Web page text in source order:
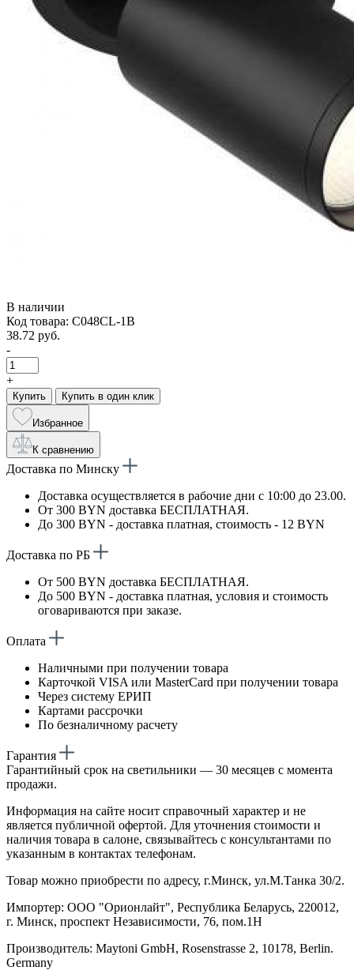
В наличии
Код товара: C048CL-1B
38.72 руб.
-
+
Купить Купить в один клик
Избранное
К сравнению
Доставка по Минску
Доставка осуществляется в рабочие дни с 10:00 до 23.00.
От 300 BYN доставка БЕСПЛАТНАЯ.
До 300 BYN - доставка платная, стоимость - 12 BYN
Доставка по РБ
От 500 BYN доставка БЕСПЛАТНАЯ.
До 500 BYN - доставка платная, условия и стоимость
оговариваются при заказе.
Оплата
Наличными при получении товара
Карточкой VISA или MasterCard при получении товара
Через систему ЕРИП
Картами рассрочки
По безналичному расчету
Гарантия
Гарантийный срок на светильники — 30 месяцев с момента
продажи.
Информация на сайте носит справочный характер и не
является публичной офертой. Для уточнения стоимости и
наличия товара в салоне, связывайтесь с консультантами по
указанным в контактах телефонам.
Товар можно приобрести по адресу, г.Минск, ул.М.Танка 30/2.
Импортер: ООО "Орионлайт", Республика Беларусь, 220012,
г. Минск, проспект Независимости, 76, пом.1Н
Производитель: Maytoni GmbH, Rosenstrasse 2, 10178, Berlin.
Germany